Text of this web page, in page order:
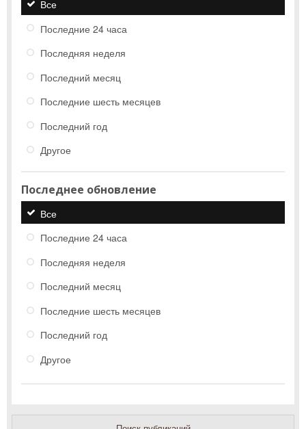
Все
Последние 24 часа
Последняя неделя
Последний месяц
Последние шесть месяцев
Последний год
Другое
Последнее обновление
Все
Последние 24 часа
Последняя неделя
Последний месяц
Последние шесть месяцев
Последний год
Другое